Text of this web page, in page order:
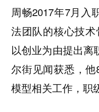
周畅2017年7月入
法团队的核心技
以创业为由提出离
尔街见闻获悉，
模型相关工作，职